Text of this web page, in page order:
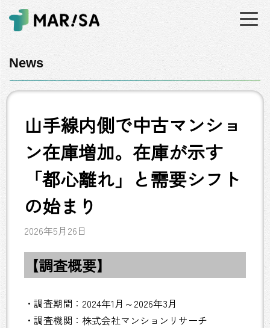
News
山手線内側で中古マンショ
ン在庫増加。在庫が示す
「都心離れ」と需要シフト
の始まり
2026年5月26日
【調査概要】
・調査期間：2024年1月～2026年3月
・調査機関：株式会社マンションリサーチ